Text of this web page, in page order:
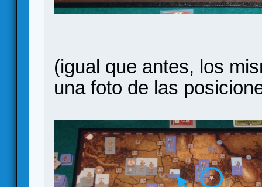
(igual que antes, los
una foto de las